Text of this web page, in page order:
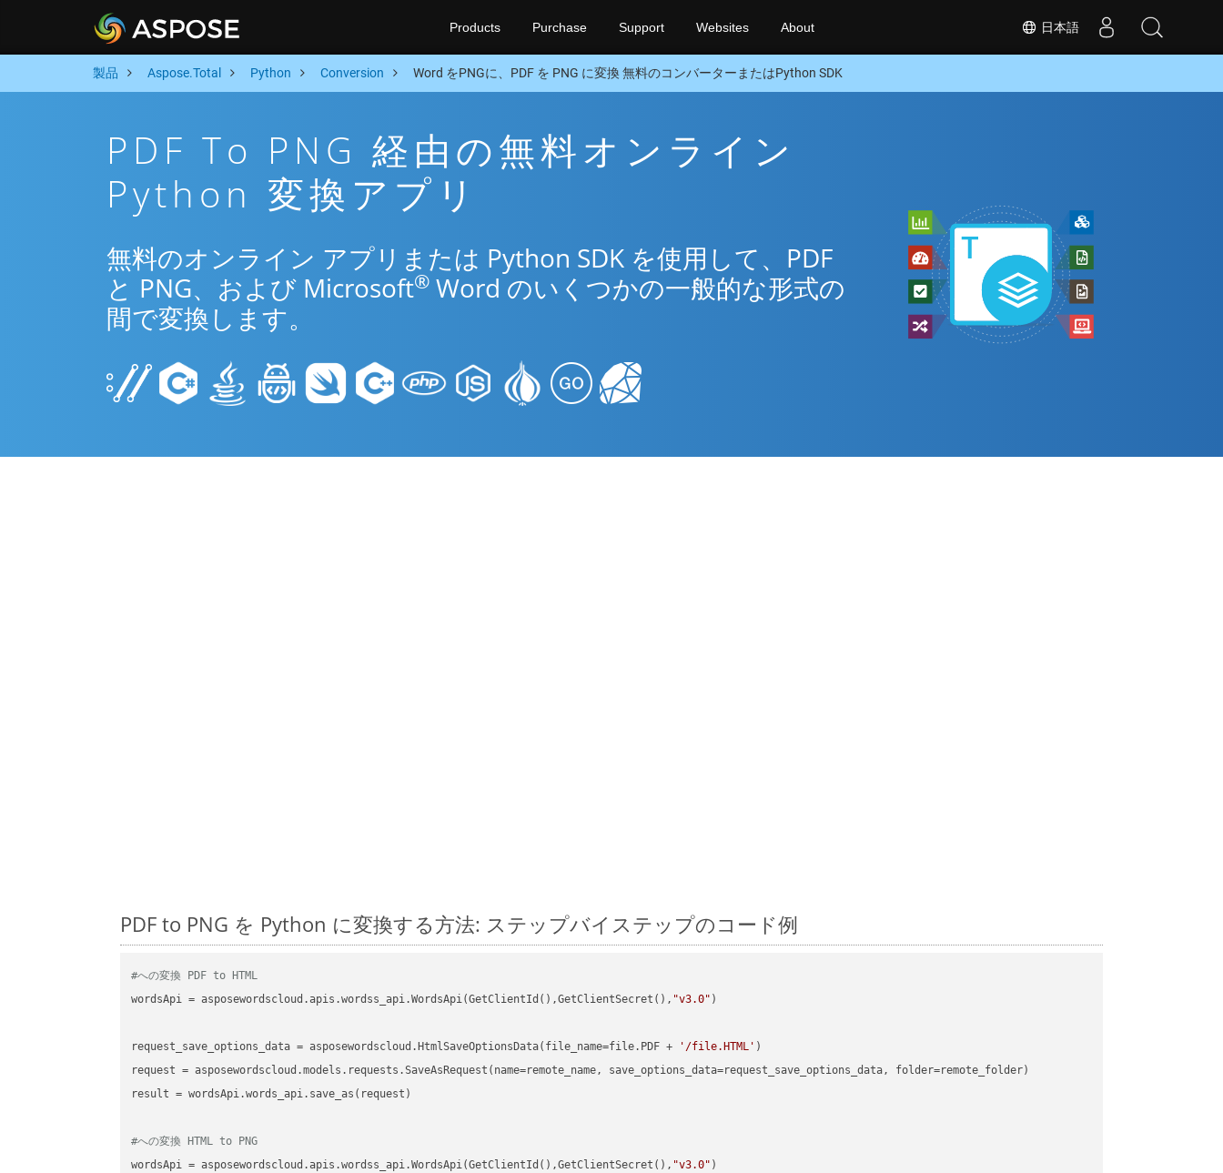
日本語
Products Purchase Support Websites About
製品 Aspose.Total Python Conversion Word をPNGに、PDF を PNG に変換 無料のコンバーターまたはPython SDK
PDF To PNG 経由の無料オンライン
Python 変換アプリ
無料のオンライン アプリまたは Python SDK を使用して、PDF
と PNG、および Microsoft® Word のいくつかの一般的な形式の
間で変換します。
PDF to PNG を Python に変換する方法: ステップバイステップのコード例
#への変換 PDF to HTML
wordsApi = asposewordscloud.apis.wordss_api.WordsApi(GetClientId(),GetClientSecret(), "v3.0" )
request_save_options_data = asposewordscloud.HtmlSaveOptionsData(file_name=file.PDF + '/file.HTML'
request
result = wordsApi.words_api.save_as(request)
#への変換 HTML to PNG
wordsApi = asposewordscloud.apis.wordss_api.WordsApi(GetClientId(),GetClientSecret(), "v3.0" )